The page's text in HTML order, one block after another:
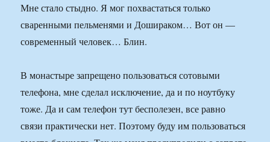
Мне стало стыдно. Я мог похвастаться только
сваренными пельменями и Дошираком… Вот он —
современный человек… Блин.
В монастыре запрещено пользоваться сотовыми
телефона, мне сделал исключение, да и по ноутбуку
тоже. Да и сам телефон тут бесполезен, все равно
связи практически нет. Поэтому буду им пользоваться